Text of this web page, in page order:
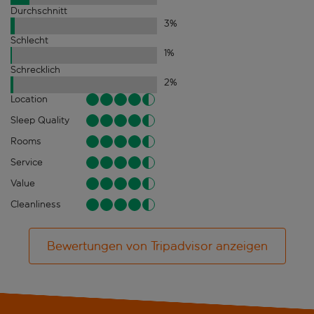
Durchschnitt
3%
Schlecht
1%
Schrecklich
2%
Location
Sleep Quality
Rooms
Service
Value
Cleanliness
Bewertungen von Tripadvisor anzeigen